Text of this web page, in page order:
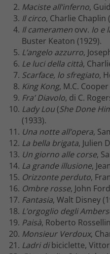
Maciste all’inferno,
Il circo, Charlie Chaplin
Il cameramen ovv. Io e
Buster Keaton (1929).
L’angelo azzurro,
Le luci della città,
Scarface, lo sfregiato,
King Kong, M.C.
Fra’ Diavolo, di C.
Lady Lou(She Done
(1933).
Una notte all’opera,
La bella brigata, Julien
Un giorno alle corse,
La grande illusione,
Orizzonte perduto,
Ombre rosse, John
Fantasia, Walt Disney
L’orgoglio degli
Paisà, Roberto
Monsieur Verdoux,
Ladri dibiciclette,